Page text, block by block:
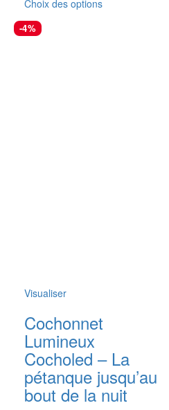
Choix des options
-4%
Visualiser
Cochonnet
Lumineux
Cocholed – La
pétanque jusqu’au
bout de la nuit